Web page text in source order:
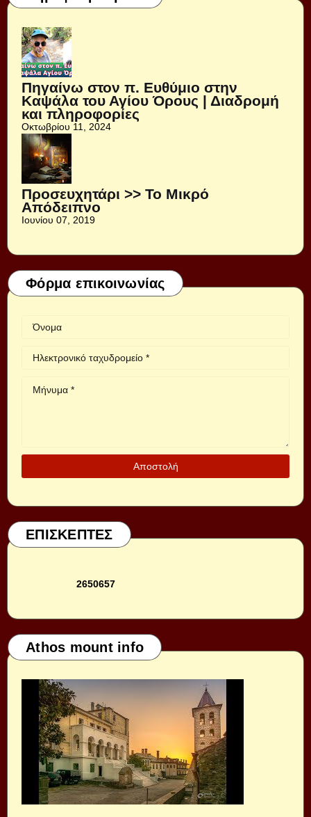
Πηγαίνω στον π. Ευθύμιο στην
Καψάλα του Αγίου Όρους | Διαδρομή
και πληροφορίες
Οκτωβρίου 11, 2024
Προσευχητάρι >> Το Μικρό
Απόδειπνο
Ιουνίου 07, 2019
Φόρμα επικοινωνίας
ΕΠΙΣΚΕΠΤΕΣ
2650657
Athos mount info